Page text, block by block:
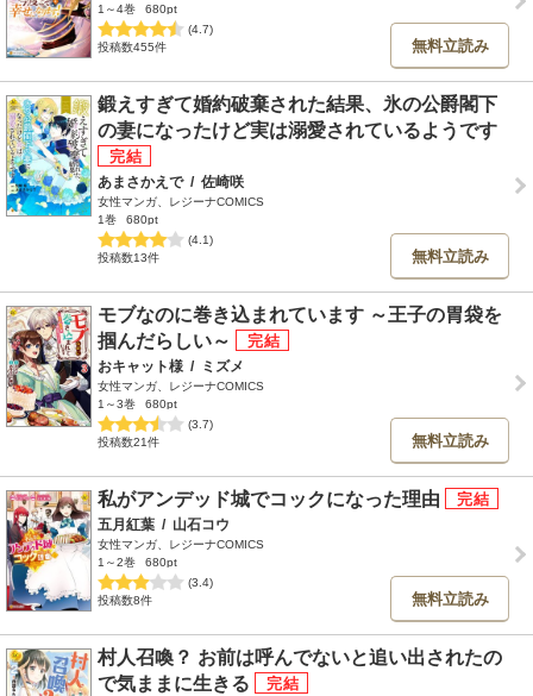
1～4巻
680pt
(4.7)
投稿数455件
無料立読み
鍛えすぎて婚約破棄された結果、氷の公爵閣下
の妻になったけど実は溺愛されているようです
あまさかえで / 佐崎咲
女性マンガ、レジーナCOMICS
1巻
680pt
(4.1)
投稿数13件
無料立読み
モブなのに巻き込まれています ～王子の胃袋を
掴んだらしい～
おキャット様 / ミズメ
女性マンガ、レジーナCOMICS
1～3巻
680pt
(3.7)
投稿数21件
無料立読み
私がアンデッド城でコックになった理由
五月紅葉 / 山石コウ
女性マンガ、レジーナCOMICS
1～2巻
680pt
(3.4)
投稿数8件
無料立読み
村人召喚？ お前は呼んでないと追い出されたの
で気ままに生きる